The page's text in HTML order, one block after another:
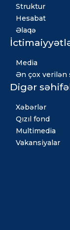
Struktur
Hesabat
Əlaqə
Media
Ən çox verilən
Digər
Xəbərlər
Qızıl fond
Multimedia
Vakansiyalar